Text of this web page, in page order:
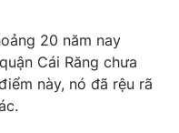
20 năm nay
Cái Răng chưa
này, nó đã rệu rã